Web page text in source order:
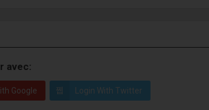
avec:
Google Login With Twitter